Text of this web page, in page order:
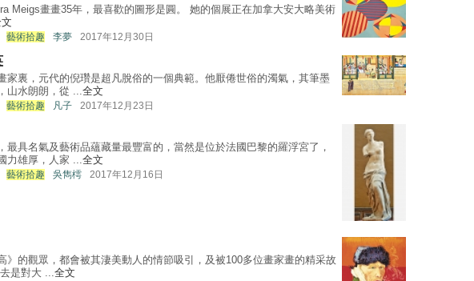
Meigs畫畫35年，最喜歡的圖形是圓。 她的個展正在加拿大安大略美術
藝術拾趣 李夢 2017年12月30日
家裏，元代的倪瓚是超凡脫俗的一個典範。他厭倦世俗的濁氣，其筆墨
山水朗朗，從 ...全文
藝術拾趣 凡子 2017年12月23日
最具名氣及藝術品蘊藏量最豐富的，當然是位於法國巴黎的羅浮宮了，
力雄厚，人家 ...全文
藝術拾趣 吳雋樗 2017年12月16日
》的觀眾，都會被其淒美動人的情節吸引，及被100多位畫家畫的精采故
是對大 ...全文